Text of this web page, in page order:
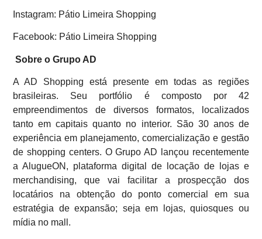
Instagram: Pátio Limeira Shopping
Facebook: Pátio Limeira Shopping
Sobre o Grupo AD
A AD Shopping está presente em todas as regiões
brasileiras. Seu portfólio é composto por 42
empreendimentos de diversos formatos, localizados
tanto em capitais quanto no interior. São 30 anos de
experiência em planejamento, comercialização e gestão
de shopping centers. O Grupo AD lançou recentemente
a AlugueON, plataforma digital de locação de lojas e
merchandising, que vai facilitar a prospecção dos
locatários na obtenção do ponto comercial em sua
estratégia de expansão; seja em lojas, quiosques ou
mídia no mall.